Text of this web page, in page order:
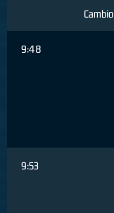
Cambio
9:48
9:53